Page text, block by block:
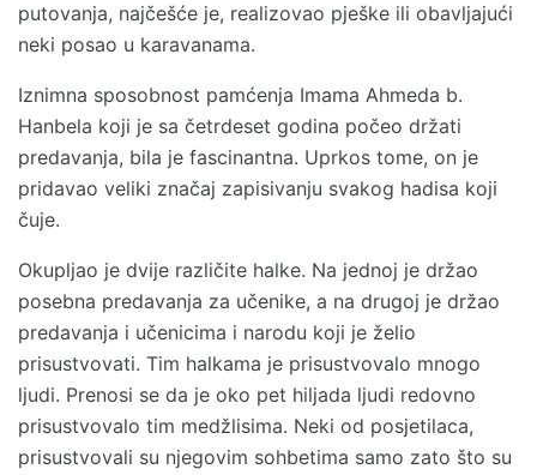
putovanja, najčešće je, realizovao pješke ili obavljajući
neki posao u karavanama.
Iznimna sposobnost pamćenja Imama Ahmeda b.
Hanbela koji je sa četrdeset godina počeo držati
predavanja, bila je fascinantna. Uprkos tome, on je
pridavao veliki značaj zapisivanju svakog hadisa koji
čuje.
Okupljao je dvije različite halke. Na jednoj je držao
posebna predavanja za učenike, a na drugoj je držao
predavanja i učenicima i narodu koji je želio
prisustvovati. Tim halkama je prisustvovalo mnogo
ljudi. Prenosi se da je oko pet hiljada ljudi redovno
prisustvovalo tim medžlisima. Neki od posjetilaca,
prisustvovali su njegovim sohbetima samo zato što su